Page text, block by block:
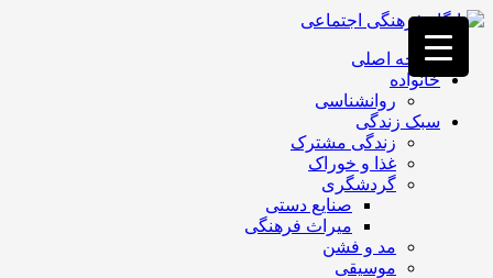
فصد
خون
غرب
تهران
خشکشویی
تصفیه
صفحه اصلی
خانواده
روانشناسی
سبک زندگی
زندگی مشترک
غذا و خوراک
گردشگری
صنایع دستی
میراث فرهنگی
مد و فشن
موسیقی